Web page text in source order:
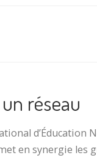
réseau
d’Éducation
en synergie les